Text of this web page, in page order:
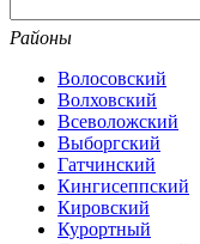
Районы
Волосовский
Волховский
Всеволожский
Выборгский
Гатчинский
Кингисеппский
Кировский
Курортный